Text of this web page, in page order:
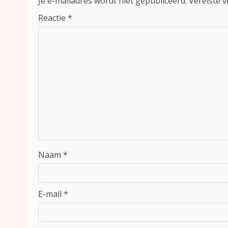
Reactie *
Naam *
E-mail *